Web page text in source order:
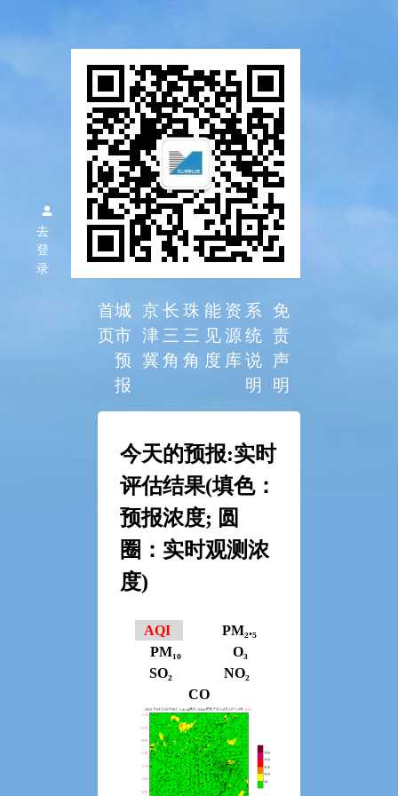
区域空气
质量预报
系统
去
登
录
首
页
城
市
预
报
京
津
冀
长
三
角
珠
三
角
能
见
度
资
源
库
系
统
说
明
免
责
声
明
今天的预报:实时
评估结果(填色：
预报浓度; 圆
圈：实时观测浓
度)
AQI
PM₂.₅
PM₁₀
O₃
SO₂
NO₂
CO